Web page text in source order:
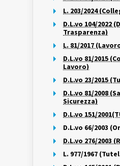
L. 203/2024
D.L.vo 104/2022
Trasparenza)
L. 81/2017
D.L.vo 81/2015
Lavoro)
D.L.vo 23/2015
D.L.vo 81/2008
Sicurezza)
D.L.vo 151/
D.L.vo 66/2003
D.L.vo 276/2003
L. 977/1967